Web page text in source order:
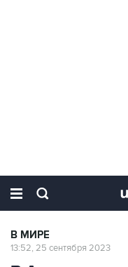
В МИРЕ
13:52, 25 сентября 2023